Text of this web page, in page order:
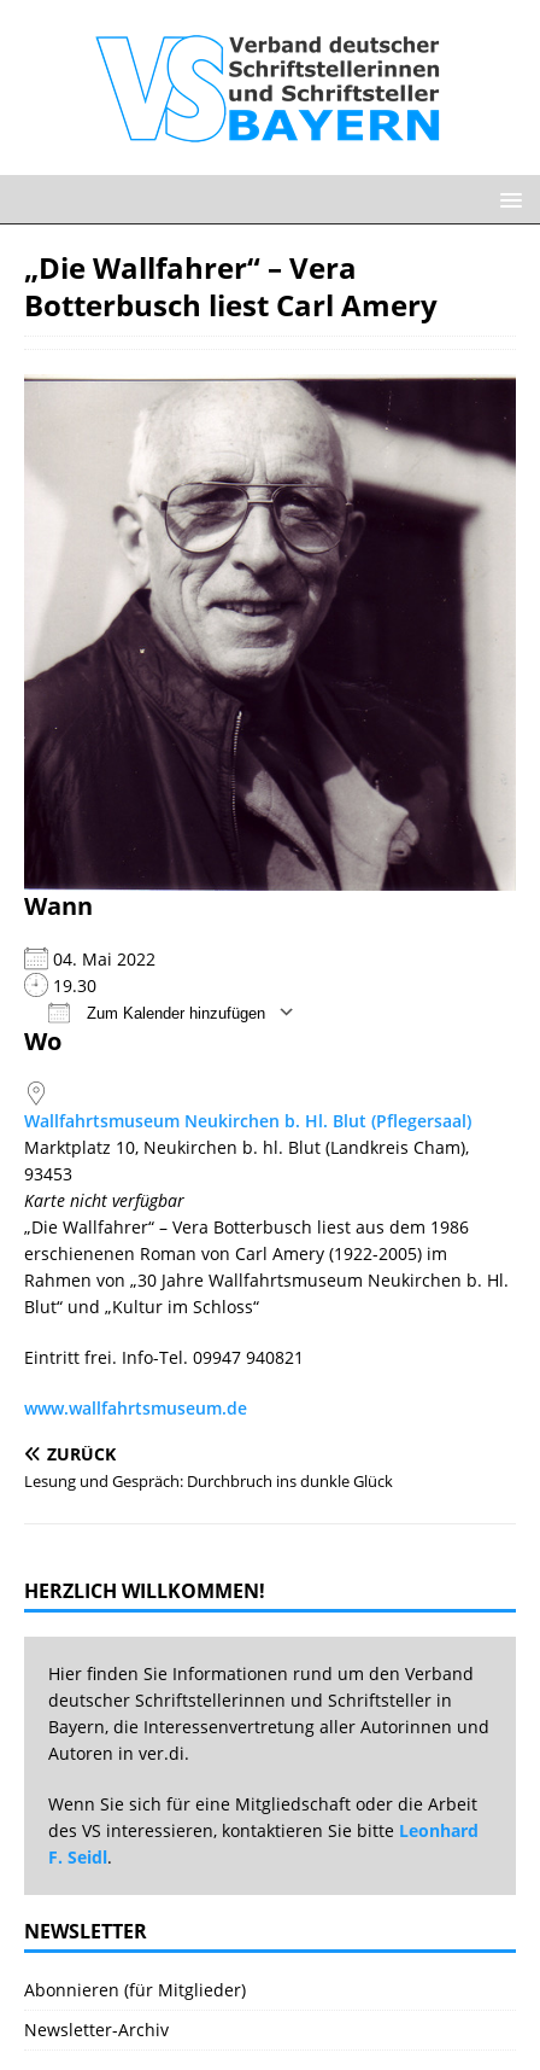
„Die Wallfahrer“ – Vera
Botterbusch liest Carl Amery
Wann
04. Mai 2022
19.30
Zum Kalender hinzufügen
Wo
Wallfahrtsmuseum Neukirchen b. Hl. Blut (Pflegersaal)
Marktplatz 10, Neukirchen b. hl. Blut (Landkreis Cham),
93453
Karte nicht verfügbar
„Die Wallfahrer“ – Vera Botterbusch liest aus dem 1986
erschienenen Roman von Carl Amery (1922-2005) im
Rahmen von „30 Jahre Wallfahrtsmuseum Neukirchen b. Hl.
Blut“ und „Kultur im Schloss“
Eintritt frei. Info-Tel. 09947 940821
www.wallfahrtsmuseum.de
ZURÜCK
Lesung und Gespräch: Durchbruch ins dunkle Glück
HERZLICH WILLKOMMEN!
Hier finden Sie Informationen rund um den Verband
deutscher Schriftstellerinnen und Schriftsteller in
Bayern, die Interessenvertretung aller Autorinnen und
Autoren in ver.di.
Wenn Sie sich für eine Mitgliedschaft oder die Arbeit
des VS interessieren, kontaktieren Sie bitte Leonhard
F. Seidl.
NEWSLETTER
Abonnieren (für Mitglieder)
Newsletter-Archiv